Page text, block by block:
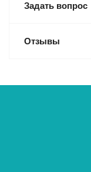
Задать вопрос
Отзывы